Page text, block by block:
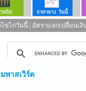
ไข่ไก่วันนี้ | อัตราแลกเปลี่ยนเงิ
พาสเวิร์ด